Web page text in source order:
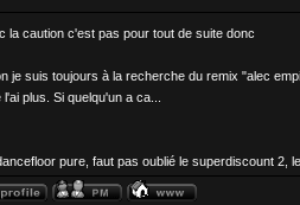
la caution c'est pas pour tout de suite donc
je suis toujours à la recherche du remix "alec
l'ai plus. Si quelqu'un a ca...
pure, faut pas oublié le superdiscount 2,